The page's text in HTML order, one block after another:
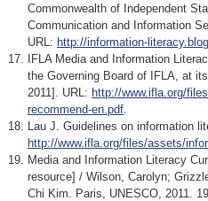
Commonwealth of Independent
Communication and Information
URL: http://information-
IFLA Media and Information
the Governing Board of IFLA, at
2011]. URL: http://www.ifla.org/
recommend-en.pdf
Lau J. Guidelines on information
http://www.ifla.org/files/assets/
Media and Information Literacy
resource] / Wilson, Carolyn;
Chi Kim. Paris, UNESCO, 2011.